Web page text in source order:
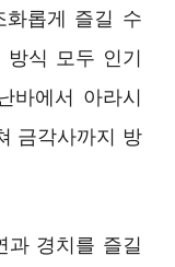
화롭게 즐길 수
방식 모두 인기
바에서 아라시
금각사까지 방
과 경치를 즐길